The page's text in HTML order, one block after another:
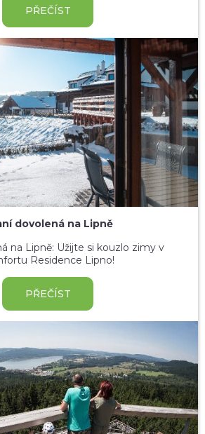
PŘEČÍST
dovolená na Lipně
na Lipně: Užijte si kouzlo zimy v
Residence Lipno!
PŘEČÍST